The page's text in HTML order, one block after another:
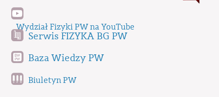
Wydział Fizyki PW na YouTube
Serwis FIZYKA BG PW
Baza Wiedzy PW
Biuletyn PW